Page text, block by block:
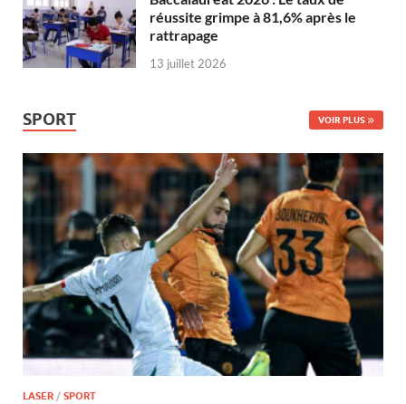
réussite grimpe à 81,6% après le
rattrapage
13 juillet 2026
SPORT VOIR PLUS
LASER / SPORT